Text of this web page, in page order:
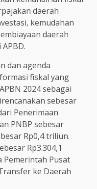
daerah
kemudahan
daerah
dan agenda
fiskal yang
2024 sebagai
sebesar
Penerimaan
PNBP sebesar
Rp0,4 triliun.
Rp3.304,1
Pusat
ke Daerah